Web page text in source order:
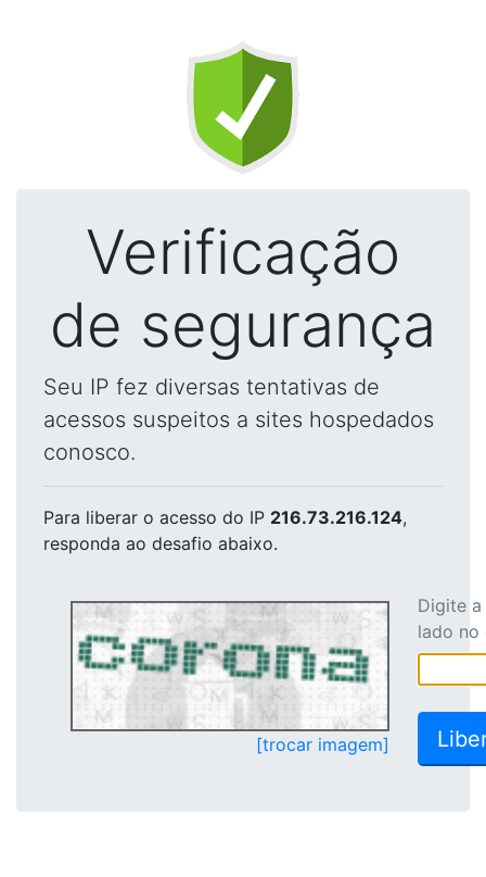
Verificação
de segurança
Seu IP fez diversas tentativas de
acessos suspeitos a sites hospedados
conosco.
Para liberar o acesso do IP 216.73.216.124,
responda ao desafio abaixo.
[trocar imagem]
Digite
lado no